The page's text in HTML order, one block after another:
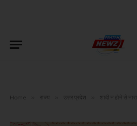
Home उत्तर प्रदेश